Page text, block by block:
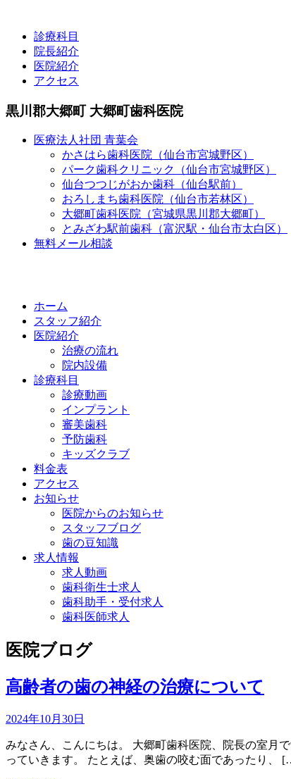
診療科目
院長紹介
医院紹介
アクセス
黒川郡大郷町 大郷町歯科医院
医療法人社団 青葉会
かさはら歯科医院（仙台市宮城野区）
パーク歯科クリニック（仙台市宮城野区）
仙台つつじがおか歯科（仙台駅前）
おろしまち歯科医院（仙台市若林区）
大郷町歯科医院（宮城県黒川郡大郷町）
とみざわ駅前歯科（富沢駅・仙台市太白区）
無料メール相談
ホーム
スタッフ紹介
医院紹介
治療の流れ
院内設備
診療科目
診療動画
インプラント
審美歯科
予防歯科
キッズクラブ
料金表
アクセス
お知らせ
医院からのお知らせ
スタッフブログ
歯の豆知識
求人情報
求人動画
歯科衛生士求人
歯科助手・受付求人
歯科医師求人
医院ブログ
高齢者の歯の神経の治療について
2024年10月30日
みなさん、こんにちは。 大郷町歯科医院、院長の室月
っていきます。 たとえば、奥歯の咬む面であったり、